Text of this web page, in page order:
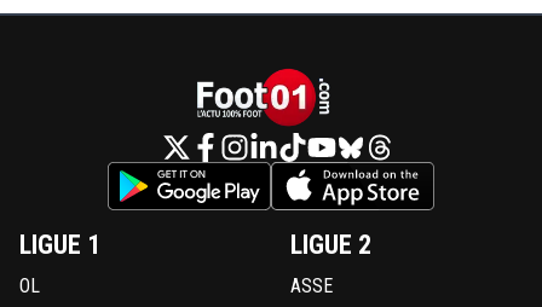
LIGUE 1
OL
LIGUE 2
ASSE